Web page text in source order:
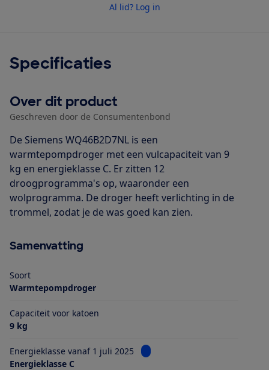
Al lid? Log in
Specificaties
Over dit product
Geschreven door de Consumentenbond
De Siemens WQ46B2D7NL is een
warmtepompdroger met een vulcapaciteit van 9
kg en energieklasse C. Er zitten 12
droogprogramma's op, waaronder een
wolprogramma. De droger heeft verlichting in de
trommel, zodat je de was goed kan zien.
Samenvatting
Soort
Warmtepompdroger
Capaciteit voor katoen
9 kg
Energieklasse vanaf 1 juli 2025
Bekijk informatie voor
Energieklasse C